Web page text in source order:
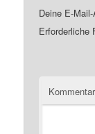
Deine E-
Kommentar